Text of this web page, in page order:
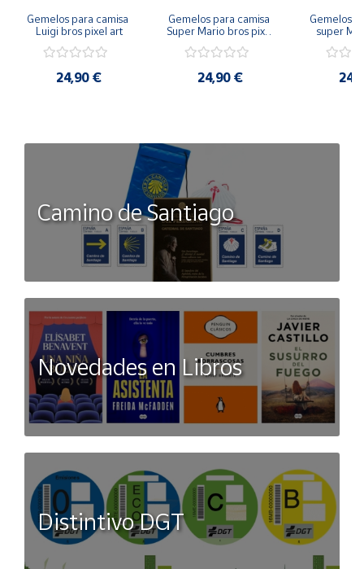
Gemelos para camisa
Luigi bros pixel art
24,90 €
Gemelos para camisa
Super Mario bros pixel
24,90 €
Gemelos
super
Camino de Santiago
Novedades en Libros
Distintivo DGT